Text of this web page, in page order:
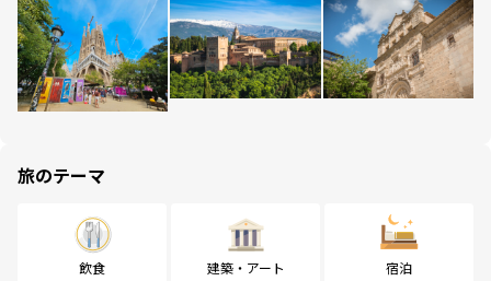
旅のテーマ
飲食 建築・アート 宿泊